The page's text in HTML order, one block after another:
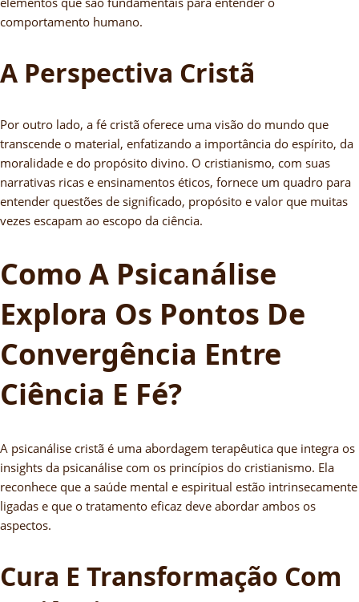
comportamento humano.
A Perspectiva Cristã
Por outro lado, a fé cristã oferece uma visão do mundo que
transcende o material, enfatizando a importância do espírito, da
moralidade e do propósito divino. O cristianismo, com suas
narrativas ricas e ensinamentos éticos, fornece um quadro para
entender questões de significado, propósito e valor que muitas
vezes escapam ao escopo da ciência.
Como A Psicanálise
Explora Os Pontos De
Convergência Entre
Ciência E Fé?
A psicanálise cristã é uma abordagem terapêutica que integra os
insights da psicanálise com os princípios do cristianismo. Ela
reconhece que a saúde mental e espiritual estão intrinsecamente
ligadas e que o tratamento eficaz deve abordar ambos os
aspectos.
Cura E Transformação Com